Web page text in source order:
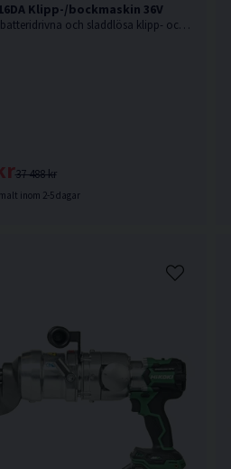
Klipp-/bockmaskin 36V
36V. Den första batteridrivna och sladdlösa klipp- och bockmaskinen på marknaden. Levereras utan batteri och laddare.
37 488 kr
inom 2-5 dagar